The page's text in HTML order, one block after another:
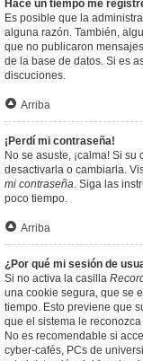
Hace un tiempo me
Es posible que la
alguna razón. También,
que no publicaron
de la base de datos. Si es
discuciones.
Arriba
¡Perdí mi contraseña!
No se asuste, ¡calma! Si
desactivarla o cambiarla.
mi contraseña. Siga las
poco tiempo.
Arriba
¿Por qué mi sesión de
Si no activa la casilla
una cookie segura, que se
tiempo. Esto previene que
que el sistema le
No es recomendable si
cyber-cafés, PCs de